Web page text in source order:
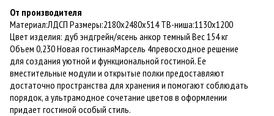
От производителя
Материал:ЛДСП Paзмеры:2180х2480х514 ТВ-ниша:1130х1200
Цвет изделия: дуб эндгрейн/ясень анкор темный Вес 154 кг
Объем 0,230 Новая гостинаяМарсель 4превосходное решение
для создания уютной и функциональной гостиной. Ее
вместительные модули и открытые полки предоставляют
достаточно пространства для хранения и помогают соблюдать
порядок, а ультрамодное сочетание цветов в оформлении
придает гостиной особый стиль.